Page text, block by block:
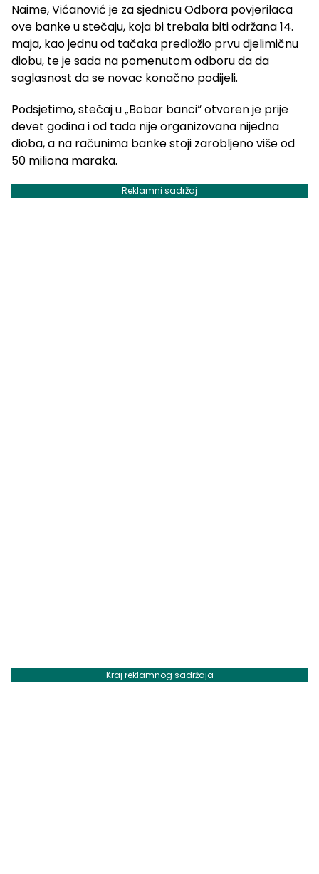
Naime, Vićanović je za sjednicu Odbora povjerilaca
ove banke u stečaju, koja bi trebala biti održana 14.
maja, kao jednu od tačaka predložio prvu djelimičnu
diobu, te je sada na pomenutom odboru da da
saglasnost da se novac konačno podijeli.
Podsjetimo, stečaj u „Bobar banci“ otvoren je prije
devet godina i od tada nije organizovana nijedna
dioba, a na računima banke stoji zarobljeno više od
50 miliona maraka.
Reklamni sadržaj
Kraj reklamnog sadržaja